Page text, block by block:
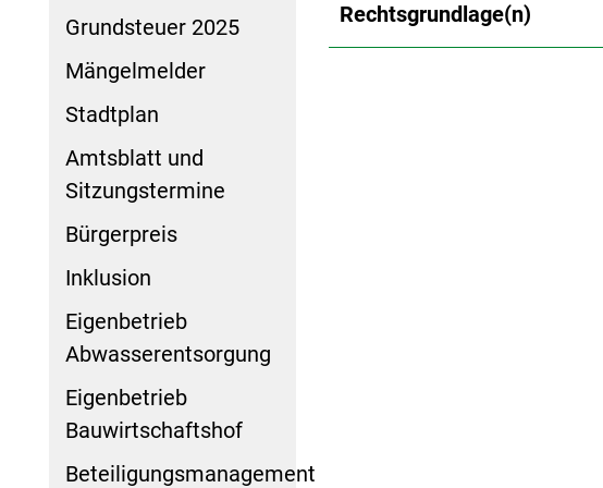
Grundsteuer 2025
Mängelmelder
Stadtplan
Amtsblatt und
Sitzungstermine
Bürgerpreis
Inklusion
Eigenbetrieb
Abwasserentsorgung
Eigenbetrieb
Bauwirtschaftshof
Beteiligungsmanagement
Rechtsgrundlage(n)